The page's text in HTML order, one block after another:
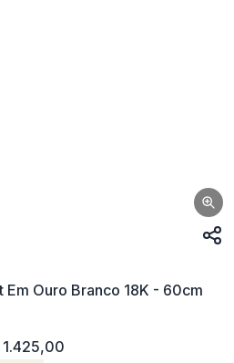
Ouro Branco 18K - 60cm
1.425,00